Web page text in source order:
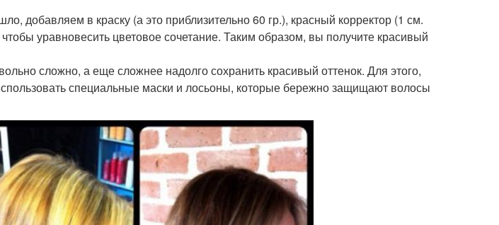
добавляем в краску (а это приблизительно 60 гр.), красный корректор (1 см.
чтобы уравновесить цветовое сочетание. Таким образом, вы получите красивый
сложно, а еще сложнее надолго сохранить красивый оттенок. Для этого,
специальные маски и лосьоны, которые бережно защищают волосы